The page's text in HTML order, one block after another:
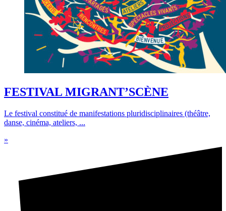
FESTIVAL MIGRANT’SCÈNE
Le festival constitué de manifestations pluridisciplinaires (théâtre,
danse, cinéma, ateliers, ...
»